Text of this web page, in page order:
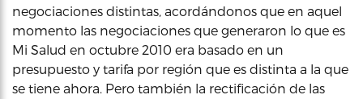
negociaciones distintas, acordándonos que en aquel
momento las negociaciones que generaron lo que es
Mi Salud en octubre 2010 era basado en un
presupuesto y tarifa por región que es distinta a la que
se tiene ahora. Pero también la rectificación de las